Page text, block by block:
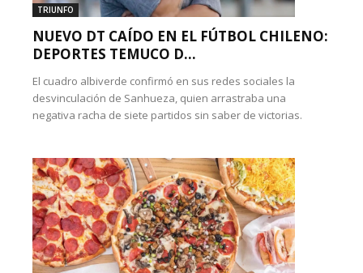
TRIUNFO
NUEVO DT CAÍDO EN EL FÚTBOL CHILENO:
DEPORTES TEMUCO D...
El cuadro albiverde confirmó en sus redes sociales la
desvinculación de Sanhueza, quien arrastraba una
negativa racha de siete partidos sin saber de victorias.